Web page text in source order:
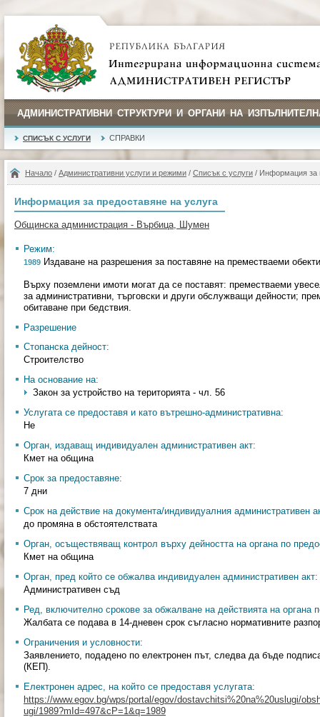
АДМИНИСТРАТИВНИ СТРУКТУРИ И ОРГАНИ НА
СПИСЪК С УСЛУГИ СПРАВКИ
Начало / Административни услуги и режими / Списък с услуги / Информация за
Информация за предоставяне на услуга
Общинска администрация - Върбица, Шумен
Режим:
1989 Издаване на разрешения за поставяне на преместваеми обекти
Върху поземлени имоти могат да се поставят: преместваеми
за административни, търговски и други обслужващи дейности;
обитаване при бедствия.
Разрешение
Стопанска дейност:
Строителство
На основание на:
Закон за устройство на територията - чл. 56
Услугата се предоставя и като вътрешно-административна:
Не
Орган, издаващ индивидуален административен акт:
Кмет на община
Срок за предоставяне:
7 дни
Срок на действие на документа/индивидуалния административен
до промяна в обстоятелствата
Орган, осъществяващ контрол върху дейността на органа по
Кмет на община
Орган, пред който се обжалва индивидуален административен акт:
Административен съд
Ред, включително срокове за обжалване на действията на органа
Жалбата се подава в 14-дневен срок съгласно нормативните
Ограничения и условности:
Заявлението, подадено по електронен път, следва да бъде
(КЕП).
Електронен адрес, на който се предоставя услугата:
https://www.egov.bg/wps/portal/egov/dostavchitsi%20na%20uslugi/
ugi/1989?mId=497&cP=1&q=1989